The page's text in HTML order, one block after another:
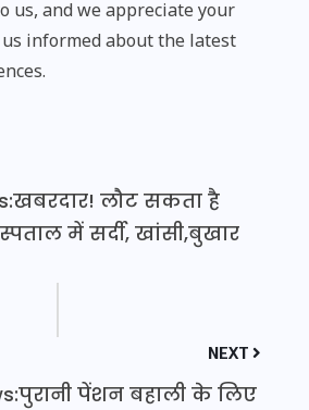
us, and we appreciate your
informed about the latest
लौट सकता है
में सर्दी, खांसी,बुखार
NEXT
पेंशन बहाली के लिए